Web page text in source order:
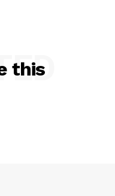
this